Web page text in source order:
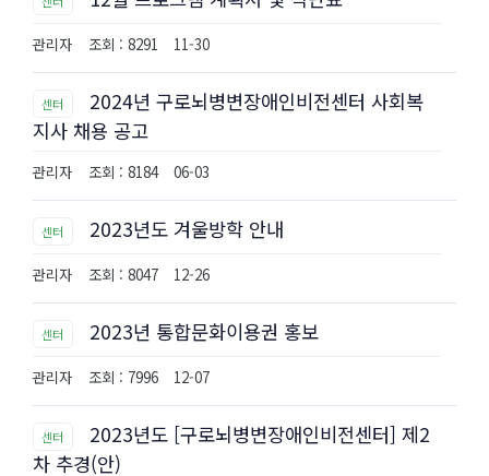
관리자 조회 : 8291 11-30
센터
2024년 구로뇌병변장애인비전센터 사회복
지사 채용 공고
관리자 조회 : 8184 06-03
센터 2023년도 겨울방학 안내
관리자 조회 : 8047 12-26
센터 2023년 통합문화이용권 홍보
관리자 조회 : 7996 12-07
센터
2023년도 [구로뇌병변장애인비전센터] 제2
차 추경(안)